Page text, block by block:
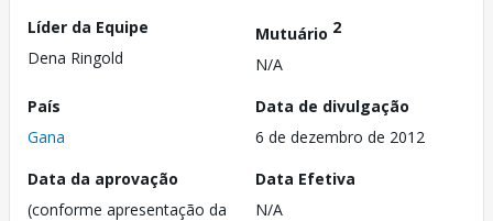
Líder da Equipe
Dena Ringold
Mutuário 2
N/A
País
Gana
Data de divulgação
6 de dezembro de 2012
Data da aprovação
(conforme apresentação da
Data Efetiva
N/A